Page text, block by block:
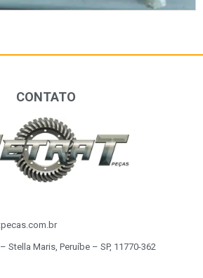
CONTATO
Stella Maris, Peruíbe – SP, 11770-362